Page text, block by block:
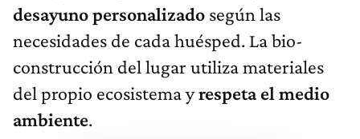
desayuno personalizado según las
necesidades de cada huésped. La bio-
construcción del lugar utiliza materiales
del propio ecosistema yrespeta el medio
ambiente.